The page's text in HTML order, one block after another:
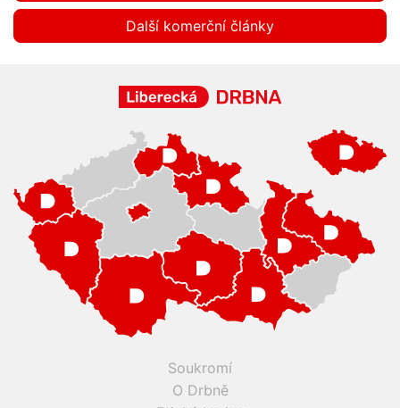
Další komerční články
Soukromí
O Drbně